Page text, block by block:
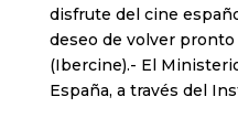
disfrute del cine
deseo de volver pronto
(Ibercine).- El
España, a través del